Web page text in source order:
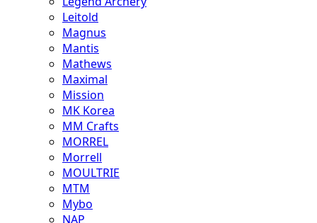
Leitold
Magnus
Mantis
Mathews
Maximal
Mission
MK Korea
MM Crafts
MORREL
Morrell
MOULTRIE
MTM
Mybo
NAP